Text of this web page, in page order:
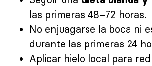
las primeras 48–72 horas.
No enjuagarse la boca ni
durante las primeras 24
Aplicar hielo local para